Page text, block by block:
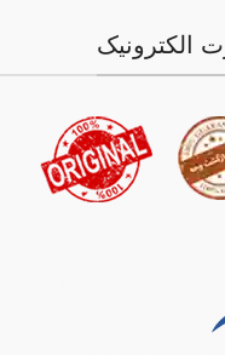
الکترونیک